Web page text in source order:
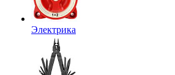
Электрика